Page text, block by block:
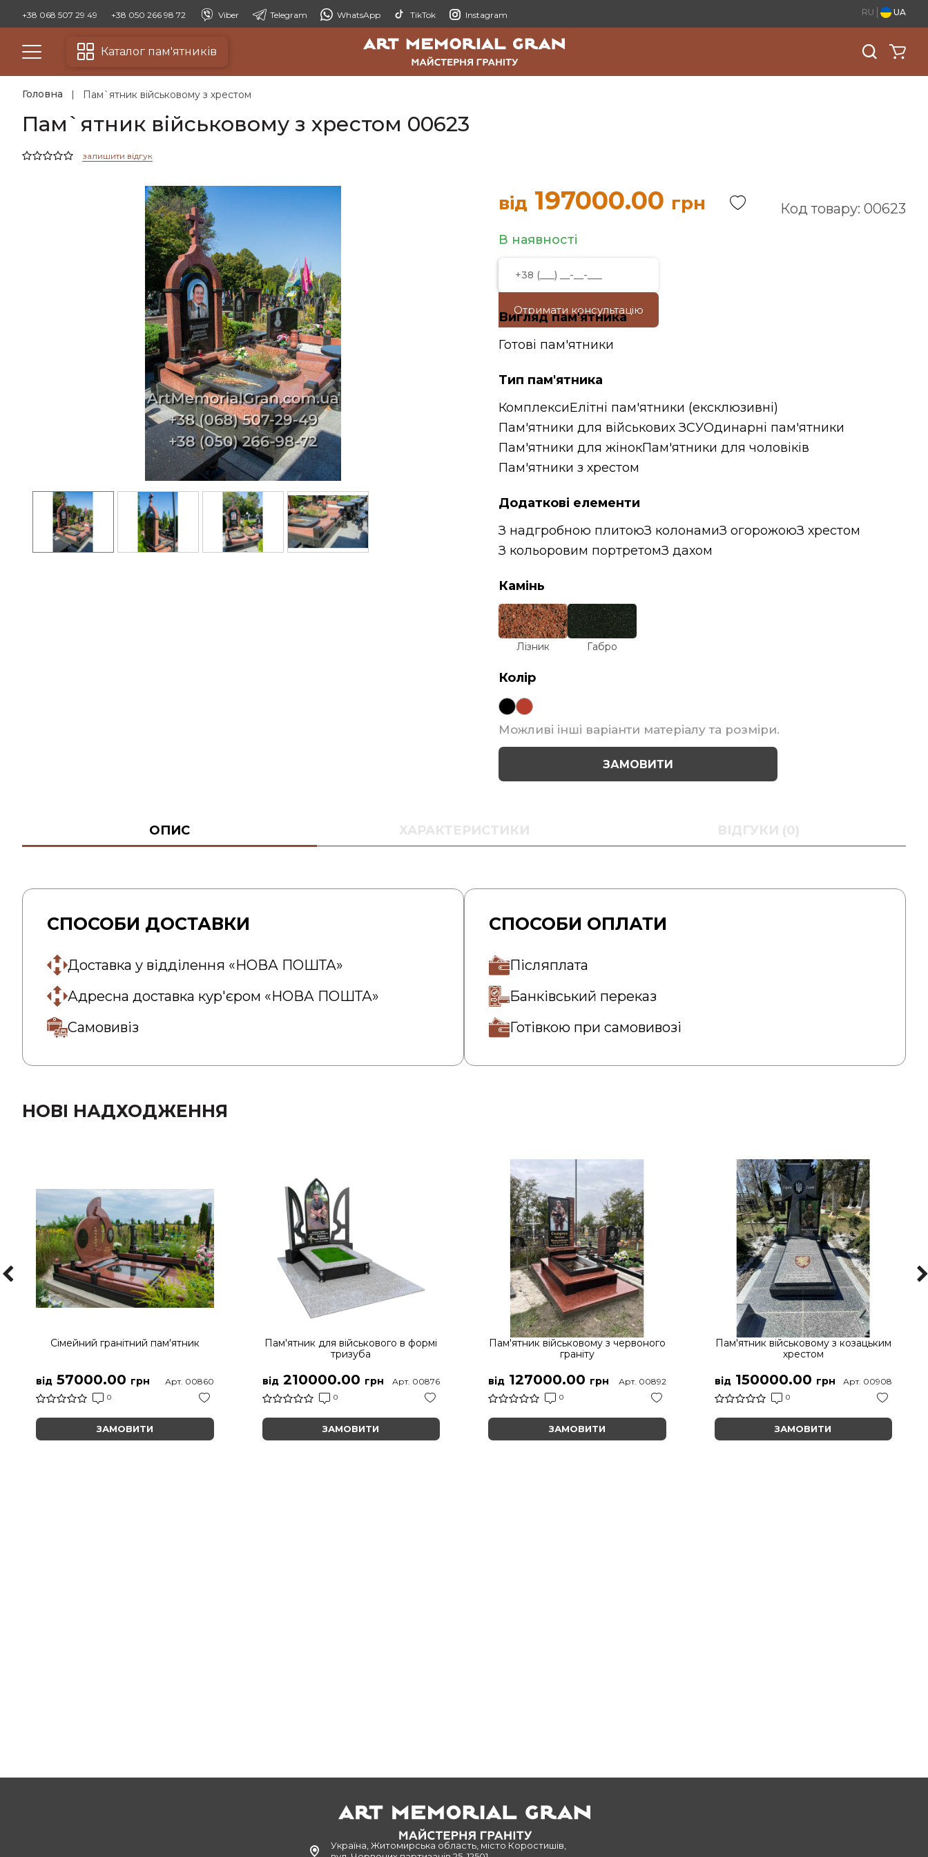
+38 068 507 29 49 +38 050 266 98 72 Viber Telegram WhatsApp TikTok Instagram RU UA
Каталог пам'ятників
Головна Пам`ятник військовому з хрестом
Пам`ятник військовому з хрестом 00623
залишити відгук
від 197000.00 грн Код товару: 00623
В наявності
Отримати консультацію
Вигляд пам'ятника
Готові пам'ятники
Тип пам'ятника
КомплексиЕлітні пам'ятники (ексклюзивні)
Пам'ятники для військових ЗСУОдинарні пам'ятники
Пам'ятники для жінокПам'ятники для чоловіків
Пам'ятники з хрестом
Додаткові елементи
З надгробною плитоюЗ колонамиЗ огорожоюЗ хрестом
З кольоровим портретомЗ дахом
Камінь
Лізник Габро
Колір
Можливі інші варіанти матеріалу та розміри.
ЗАМОВИТИ
ОПИС ХАРАКТЕРИСТИКИ ВІДГУКИ (0)
СПОСОБИ ДОСТАВКИ
Доставка у відділення «НОВА ПОШТА»
Адресна доставка кур'єром «НОВА ПОШТА»
Самовивіз
СПОСОБИ ОПЛАТИ
Післяплата
Банківський переказ
Готівкою при самовивозі
НОВІ НАДХОДЖЕННЯ
Сімейний гранітний пам'ятник
від 57000.00 грн
0
Арт. 00860
ЗАМОВИТИ
Пам'ятник для військового в формі
тризуба
від210000.00 грн
0
Арт. 00876
ЗАМОВИТИ
Пам'ятник військовому з червоного
граніту
від 127000.00 грн
0
Арт. 00892
ЗАМОВИТИ
Пам'ятник військовому з козацьким
хрестом
від150000.00 грн
0
Арт. 00908
ЗАМОВИТИ
Україна, Житомирська область, місто Коростишів,